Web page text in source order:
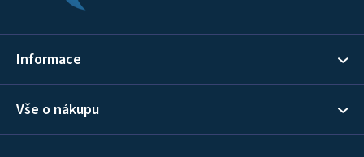
Informace
Vše o nákupu